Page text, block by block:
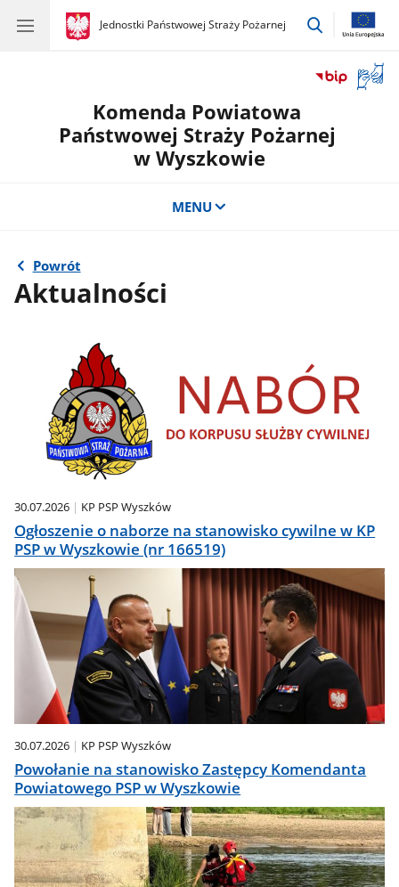
gov.pl
Jednostki Państwowej Straży Pożarnej
gov.pl
Jednostki
przejdź
okno
Komenda Powiatowa
Państwowej Straży Pożarnej
w Wyszkowie
MENU
Powrót
Aktualności
30.07.2026 KP PSP Wyszków
Ogłoszenie o naborze na stanowisko cywilne w KP
PSP w Wyszkowie (nr 166519)
30.07.2026 KP PSP Wyszków
Powołanie na stanowisko Zastępcy Komendanta
Powiatowego PSP w Wyszkowie